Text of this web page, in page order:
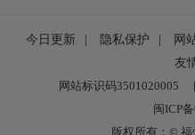
今日更新 隐私保护 网
友
网站标识码3501020005
闽ICP
版权所有：©